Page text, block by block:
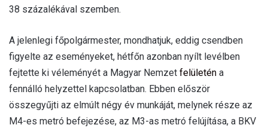
38 százalékával szemben.
A jelenlegi főpolgármester, mondhatjuk, eddig csendben
figyelte az eseményeket, hétfőn azonban nyílt levélben
fejtette ki véleményét a Magyar Nemzet felületén a
fennálló helyzettel kapcsolatban. Ebben először
összegyűjti az elmúlt négy év munkáját, melynek része az
M4-es metró befejezése, az M3-as metró felújítása, a BKV